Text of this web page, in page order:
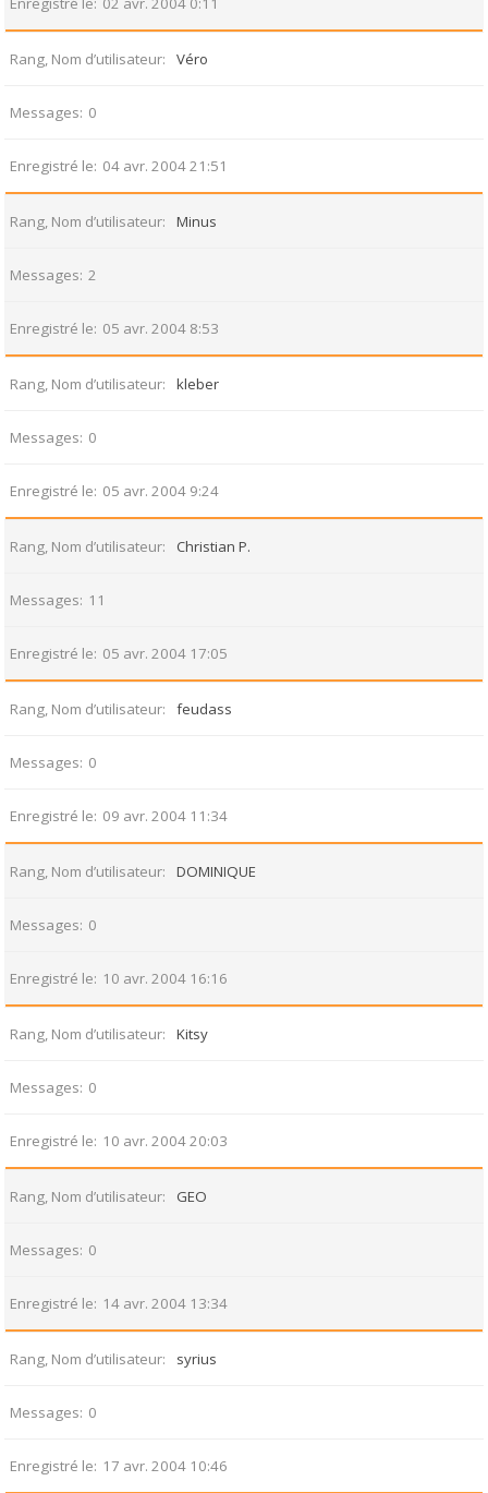
Rang, Nom d’utilisateur Véro
Messages 0
Enregistré le 04 avr. 2004 21:51
Rang, Nom d’utilisateur Minus
Messages 2
Enregistré le 05 avr. 2004 8:53
Rang, Nom d’utilisateur kleber
Messages 0
Enregistré le 05 avr. 2004 9:24
Rang, Nom d’utilisateur Christian P.
Messages 11
Enregistré le 05 avr. 2004 17:05
Rang, Nom d’utilisateur feudass
Messages 0
Enregistré le 09 avr. 2004 11:34
Rang, Nom d’utilisateur DOMINIQUE
Messages 0
Enregistré le 10 avr. 2004 16:16
Rang, Nom d’utilisateur Kitsy
Messages 0
Enregistré le 10 avr. 2004 20:03
Rang, Nom d’utilisateur GEO
Messages 0
Enregistré le 14 avr. 2004 13:34
Rang, Nom d’utilisateur syrius
Messages 0
Enregistré le 17 avr. 2004 10:46